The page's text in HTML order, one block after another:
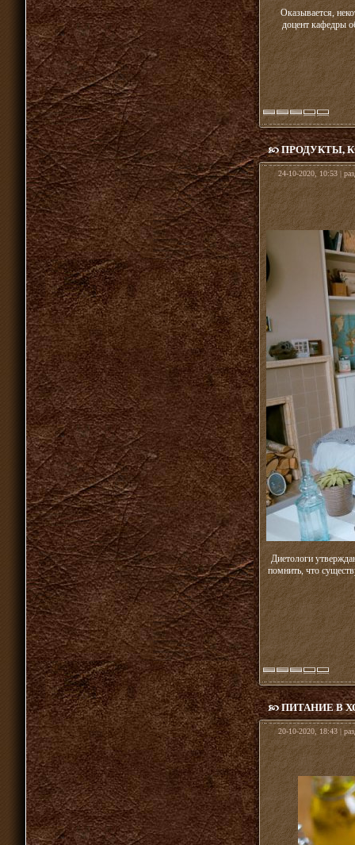
Оказывается,
доцент кафедры
ПРОДУКТЫ,
24-10-2020, 10:53 |
Диетологи
помнить, что
ПИТАНИЕ В
20-10-2020, 18:43 |